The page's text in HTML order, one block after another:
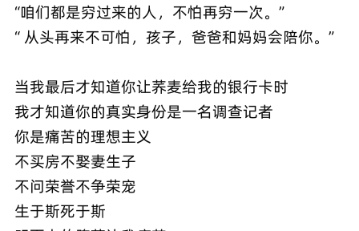
“咱们都是穷过来的人，不怕再穷一次。”
“ 从头再来不可怕，孩子，爸爸和妈妈会陪你。”
当我最后才知道你让荞麦给我的银行卡时
我才知道你的真实身份是一名调查记者
你是痛苦的理想主义
不买房不娶妻生子
不问荣誉不争荣宠
生于斯死于斯